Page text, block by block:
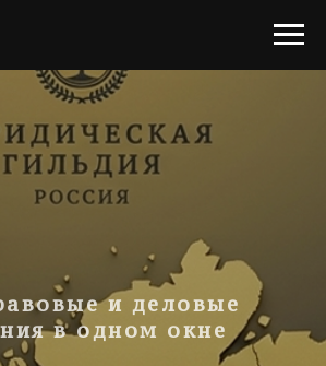
и деловые
в одном окне